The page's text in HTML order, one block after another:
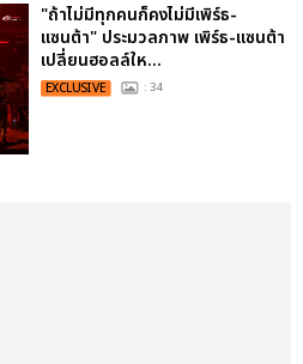
"ถ้าไม่มีทุกคนก็คงไม่มีเพิร์ธ-
แซนต้า" ประมวลภาพ เพิร์ธ-แซนต้า
เปลี่ยนฮอลล์ให...
EXCLUSIVE : 34